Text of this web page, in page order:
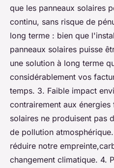
que les panneaux solaires
continu, sans risque de
long terme : bien que
panneaux solaires puisse
une solution à long terme
considérablement vos
temps. 3. Faible impact
contrairement aux énergies
solaires ne produisent pas
de pollution
réduire notre
changement climatique. 4.